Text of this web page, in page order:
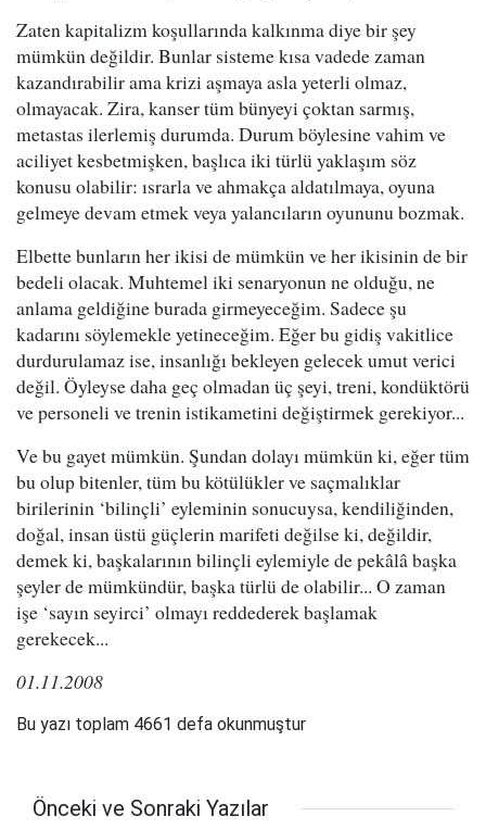
Zaten kapitalizm koşullarında kalkınma diye bir şey
mümkün değildir. Bunlar sisteme kısa vadede zaman
kazandırabilir ama krizi aşmaya asla yeterli olmaz,
olmayacak. Zira, kanser tüm bünyeyi çoktan sarmış,
metastas ilerlemiş durumda. Durum böylesine vahim ve
aciliyet kesbetmişken, başlıca iki türlü yaklaşım söz
konusu olabilir: ısrarla ve ahmakça aldatılmaya, oyuna
gelmeye devam etmek veya yalancıların oyununu bozmak.
Elbette bunların her ikisi de mümkün ve her ikisinin de bir
bedeli olacak. Muhtemel iki senaryonun ne olduğu, ne
anlama geldiğine burada girmeyeceğim. Sadece şu
kadarını söylemekle yetineceğim. Eğer bu gidiş vakitlice
durdurulamaz ise, insanlığı bekleyen gelecek umut verici
değil. Öyleyse daha geç olmadan üç şeyi, treni, kondüktörü
ve personeli ve trenin istikametini değiştirmek gerekiyor...
Ve bu gayet mümkün. Şundan dolayı mümkün ki, eğer tüm
bu olup bitenler, tüm bu kötülükler ve saçmalıklar
birilerinin ‘bilinçli’ eyleminin sonucuysa, kendiliğinden,
doğal, insan üstü güçlerin marifeti değilse ki, değildir,
demek ki, başkalarının bilinçli eylemiyle de pekâlâ başka
şeyler de mümkündür, başka türlü de olabilir... O zaman
işe ‘sayın seyirci’ olmayı reddederek başlamak
gerekecek...
01.11.2008
Bu yazı toplam 4661 defa okunmuştur
Önceki ve Sonraki Yazılar